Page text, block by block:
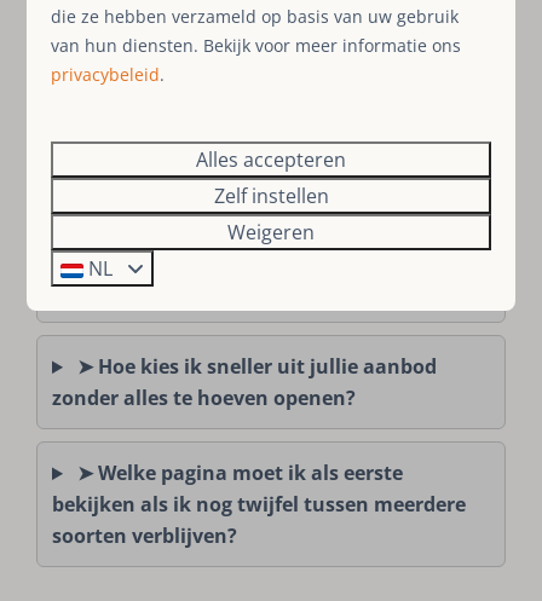
➤ Waar vind ik vakantiehuizen die goed
passen bij wandelen en natuur?
Boeken via
SauerlandBookings
➤ Waarom boeken via SauerlandBookings
in plaats van via een groot portal?
➤ Hoe kies ik sneller uit jullie aanbod
zonder alles te hoeven openen?
➤ Welke pagina moet ik als eerste
bekijken als ik nog twijfel tussen meerdere
soorten verblijven?
die ze hebben verzameld op basis van uw gebruik
van hun diensten. Bekijk voor meer informatie ons
privacybeleid.
Alles accepteren
Zelf instellen
Weigeren
NL